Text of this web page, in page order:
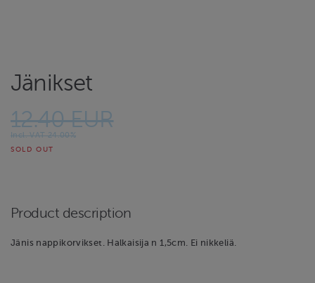
Jänikset
12.40 EUR
Incl. VAT 24.00%
SOLD OUT
Product description
Jänis nappikorvikset. Halkaisija n 1,5cm. Ei nikkeliä.